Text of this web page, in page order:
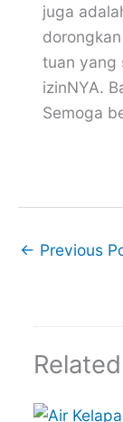
juga
tuan yang
izinNYA.
Semoga
← Previous